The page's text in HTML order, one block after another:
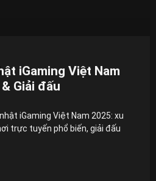
iGaming Việt Nam
Giải đấu
iGaming Việt Nam 2025: xu
trực tuyến phổ biến, giải đấu